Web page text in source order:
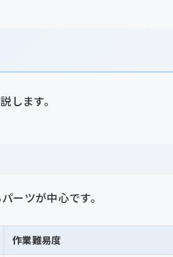
します。
ーツが中心です。
作業難易度